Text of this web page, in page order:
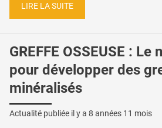
LIRE LA SUITE
GREFFE OSSEUSE :
pour développer des
minéralisés
Actualité publiée il y a 8 années 11 mois